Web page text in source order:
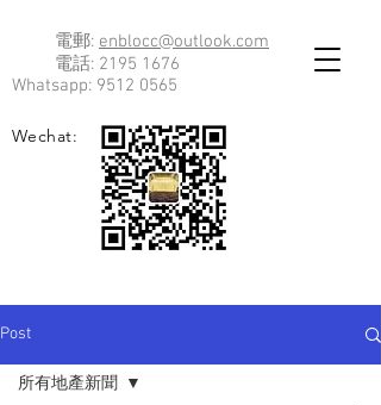
電郵: enblocc@outlook.com
電話: 2195 1676
Whatsapp: 9512 0565
Wechat:
Post
所有地產新聞